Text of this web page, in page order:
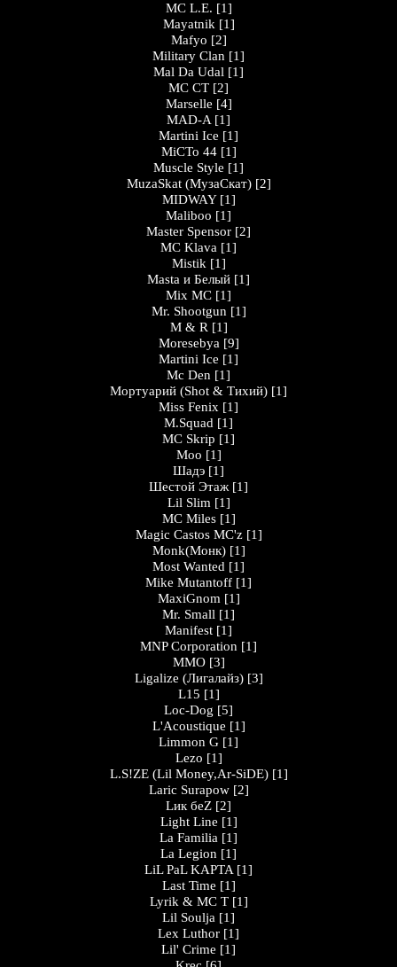
MC L.E. [1]
Mayatnik [1]
Mafyo [2]
Military Clan [1]
Mal Da Udal [1]
МС СТ [2]
Marselle [4]
MAD-A [1]
Martini Ice [1]
МіСТо 44 [1]
Muscle Style [1]
MuzaSkat (МузаСкат) [2]
MIDWAY [1]
Maliboo [1]
Master Spensor [2]
MC Klava [1]
Mistik [1]
Masta и Белый [1]
Mix MC [1]
Mr. Shootgun [1]
M & R [1]
Moresebya [9]
Martini Ice [1]
Mc Den [1]
Мортуарий (Shot & Тихий) [1]
Miss Fenix [1]
M.Squad [1]
MC Skrip [1]
Moo [1]
Шадэ [1]
Шестой Этаж [1]
Lil Slim [1]
MC Miles [1]
Magic Castos MC'z [1]
Monk(Монк) [1]
Most Wanted [1]
Mike Mutantoff [1]
MaxiGnom [1]
Mr. Small [1]
Manifest [1]
MNP Corporation [1]
MMO [3]
Ligalize (Лигалайз) [3]
L15 [1]
Loc-Dog [5]
L'Acoustique [1]
Limmon G [1]
Lezo [1]
L.S!ZE (Lil Money,Ar-SiDE) [1]
Laric Surapow [2]
Lик беZ [2]
Light Line [1]
La Familia [1]
La Legion [1]
LiL PaL KAPTA [1]
Last Time [1]
Lyrik & MC T [1]
Lil Soulja [1]
Lex Luthor [1]
Lil' Crime [1]